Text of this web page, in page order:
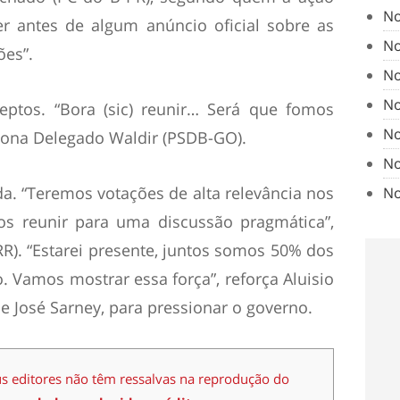
antes de algum anúncio oficial sobre as
“Bora (sic) reunir… Será que fomos
Delegado Waldir (PSDB-GO).
“Teremos votações de alta relevância nos
reunir para uma discussão pragmática”,
“Estarei presente, juntos somos 50% dos
mostrar essa força”, reforça Aluisio
José Sarney, para pressionar o governo.
editores não têm ressalvas na reprodução do